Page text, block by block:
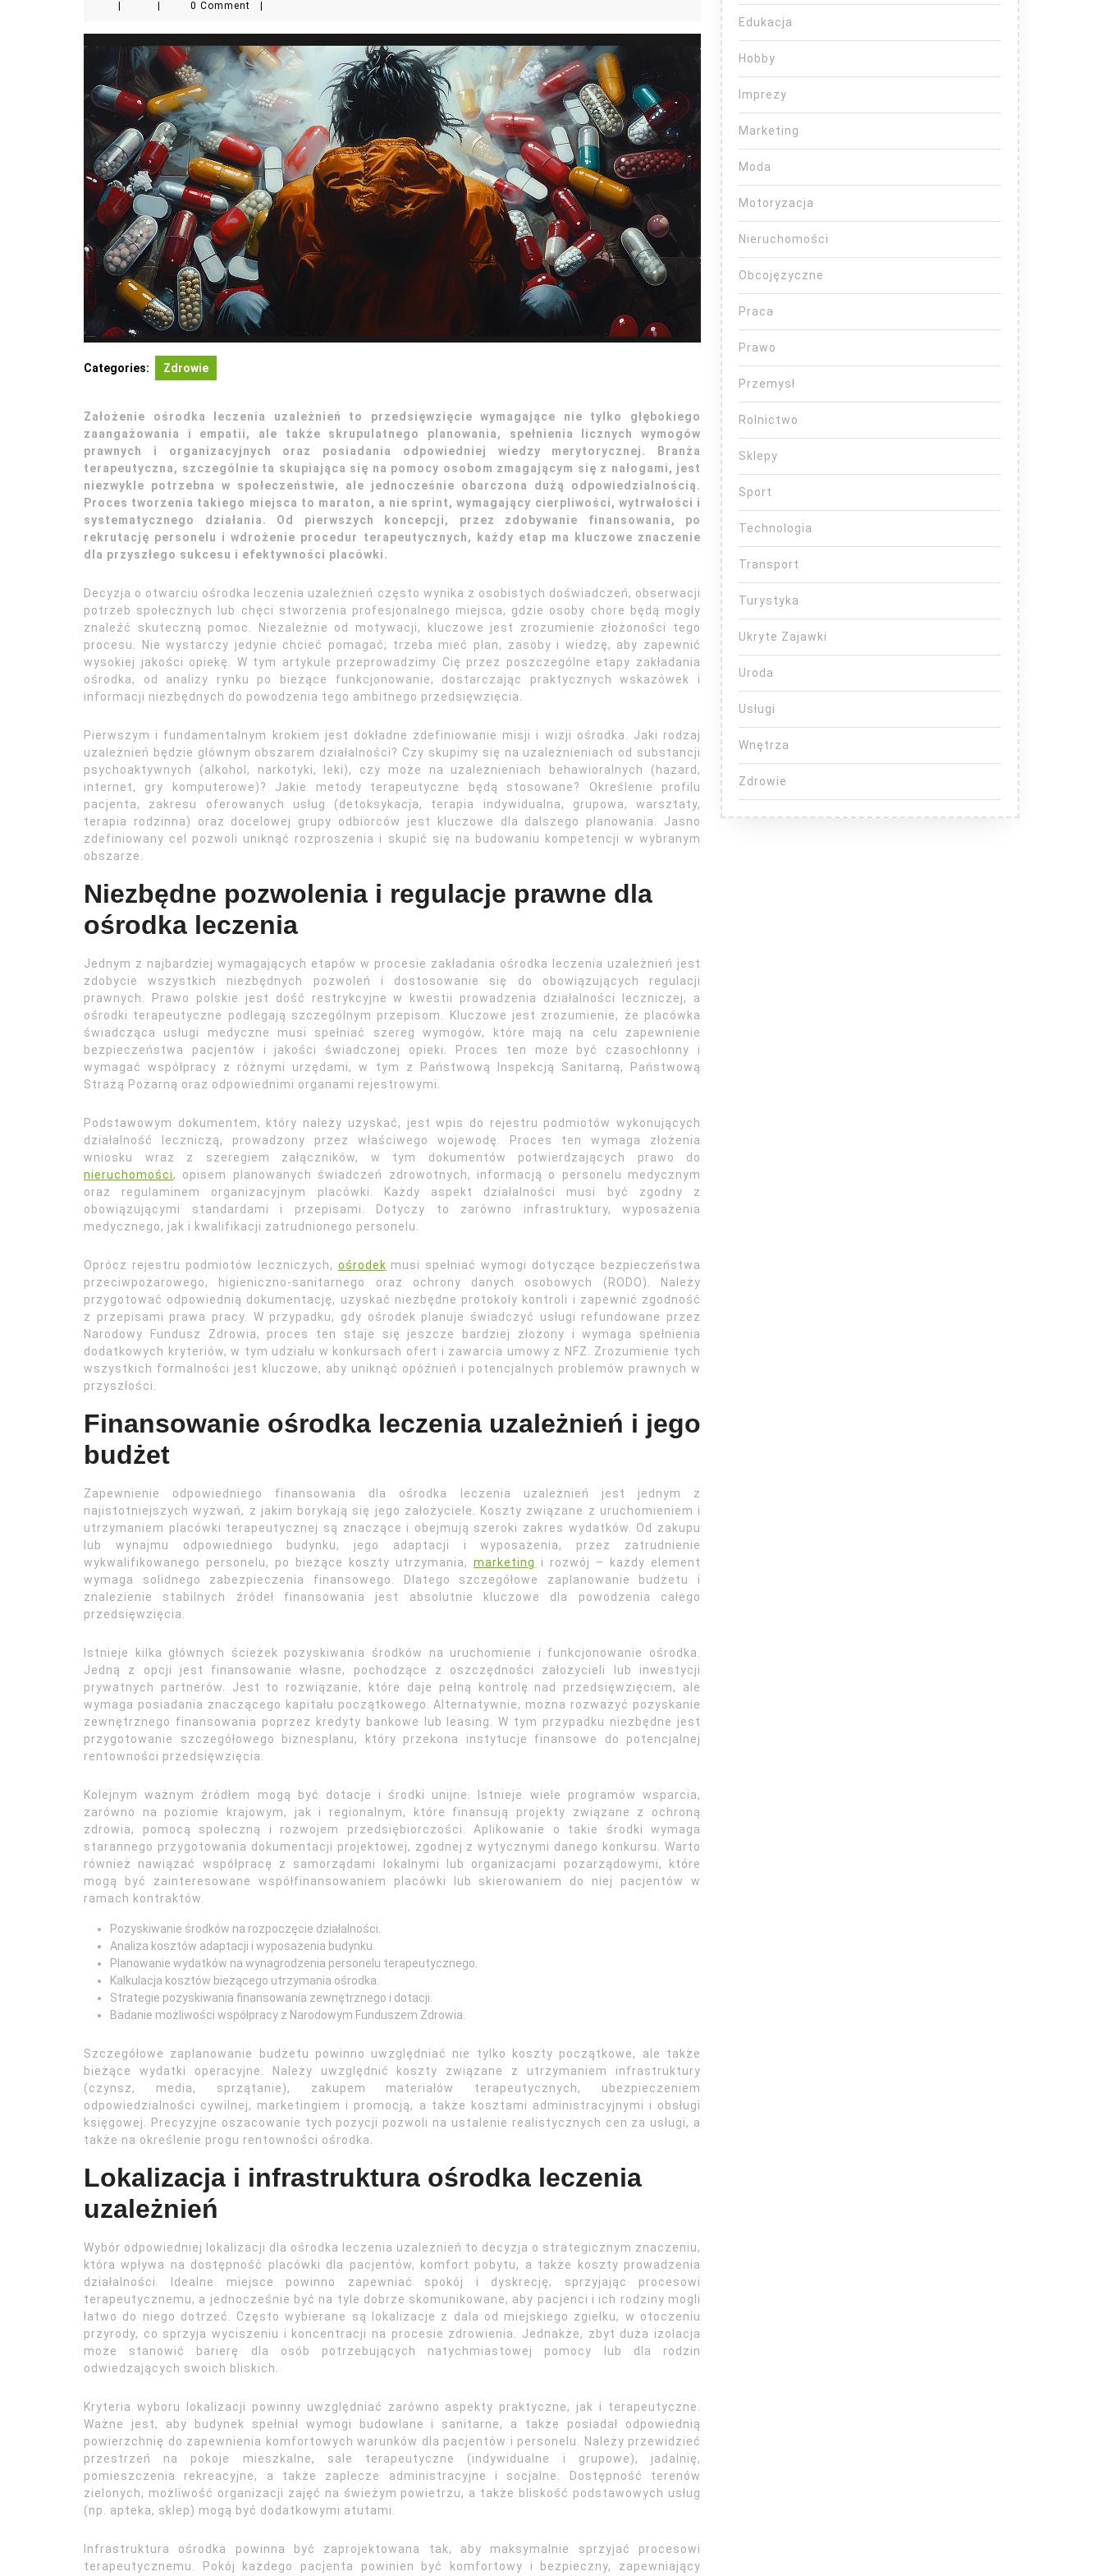
0 Comment
Categories: Zdrowie
Założenie ośrodka leczenia uzależnień to przedsięwzięcie wymagające nie tylko głębokiego
zaangażowania i empatii, ale także skrupulatnego planowania, spełnienia licznych wymogów
prawnych i organizacyjnych oraz posiadania odpowiedniej wiedzy merytorycznej. Branża
terapeutyczna, szczególnie ta skupiająca się na pomocy osobom zmagającym się z nałogami, jest
niezwykle potrzebna w społeczeństwie, ale jednocześnie obarczona dużą odpowiedzialnością.
Proces tworzenia takiego miejsca to maraton, a nie sprint, wymagający cierpliwości, wytrwałości i
systematycznego działania. Od pierwszych koncepcji, przez zdobywanie finansowania, po
rekrutację personelu i wdrożenie procedur terapeutycznych, każdy etap ma kluczowe znaczenie
dla przyszłego sukcesu i efektywności placówki.
Decyzja o otwarciu ośrodka leczenia uzależnień często wynika z osobistych doświadczeń, obserwacji
potrzeb społecznych lub chęci stworzenia profesjonalnego miejsca, gdzie osoby chore będą mogły
znaleźć skuteczną pomoc. Niezależnie od motywacji, kluczowe jest zrozumienie złożoności tego
procesu. Nie wystarczy jedynie chcieć pomagać; trzeba mieć plan, zasoby i wiedzę, aby zapewnić
wysokiej jakości opiekę. W tym artykule przeprowadzimy Cię przez poszczególne etapy zakładania
ośrodka, od analizy rynku po bieżące funkcjonowanie, dostarczając praktycznych wskazówek i
informacji niezbędnych do powodzenia tego ambitnego przedsięwzięcia.
Pierwszym i fundamentalnym krokiem jest dokładne zdefiniowanie misji i wizji ośrodka. Jaki rodzaj
uzależnień będzie głównym obszarem działalności? Czy skupimy się na uzależnieniach od substancji
psychoaktywnych (alkohol, narkotyki, leki), czy może na uzależnieniach behawioralnych (hazard,
internet, gry komputerowe)? Jakie metody terapeutyczne będą stosowane? Określenie profilu
pacjenta, zakresu oferowanych usług (detoksykacja, terapia indywidualna, grupowa, warsztaty,
terapia rodzinna) oraz docelowej grupy odbiorców jest kluczowe dla dalszego planowania. Jasno
zdefiniowany cel pozwoli uniknąć rozproszenia i skupić się na budowaniu kompetencji w wybranym
obszarze.
Niezbędne pozwolenia i regulacje prawne dla
ośrodka leczenia
Jednym z najbardziej wymagających etapów w procesie zakładania ośrodka leczenia uzależnień jest
zdobycie wszystkich niezbędnych pozwoleń i dostosowanie się do obowiązujących regulacji
prawnych. Prawo polskie jest dość restrykcyjne w kwestii prowadzenia działalności leczniczej, a
ośrodki terapeutyczne podlegają szczególnym przepisom. Kluczowe jest zrozumienie, że placówka
świadcząca usługi medyczne musi spełniać szereg wymogów, które mają na celu zapewnienie
bezpieczeństwa pacjentów i jakości świadczonej opieki. Proces ten może być czasochłonny i
wymagać współpracy z różnymi urzędami, w tym z Państwową Inspekcją Sanitarną, Państwową
Strażą Pożarną oraz odpowiednimi organami rejestrowymi.
Podstawowym dokumentem, który należy uzyskać, jest wpis do rejestru podmiotów wykonujących
działalność leczniczą, prowadzony przez właściwego wojewodę. Proces ten wymaga złożenia
wniosku wraz z szeregiem załączników, w tym dokumentów potwierdzających prawo do
nieruchomości, opisem planowanych świadczeń zdrowotnych, informacją o personelu medycznym
oraz regulaminem organizacyjnym placówki. Każdy aspekt działalności musi być zgodny z
obowiązującymi standardami i przepisami. Dotyczy to zarówno infrastruktury, wyposażenia
medycznego, jak i kwalifikacji zatrudnionego personelu.
Oprócz rejestru podmiotów leczniczych, ośrodek musi spełniać wymogi dotyczące bezpieczeństwa
przeciwpożarowego, higieniczno-sanitarnego oraz ochrony danych osobowych (RODO). Należy
przygotować odpowiednią dokumentację, uzyskać niezbędne protokoły kontroli i zapewnić zgodność
z przepisami prawa pracy. W przypadku, gdy ośrodek planuje świadczyć usługi refundowane przez
Narodowy Fundusz Zdrowia, proces ten staje się jeszcze bardziej złożony i wymaga spełnienia
dodatkowych kryteriów, w tym udziału w konkursach ofert i zawarcia umowy z NFZ. Zrozumienie tych
wszystkich formalności jest kluczowe, aby uniknąć opóźnień i potencjalnych problemów prawnych w
przyszłości.
Finansowanie ośrodka leczenia uzależnień i jego
budżet
Zapewnienie odpowiedniego finansowania dla ośrodka leczenia uzależnień jest jednym z
najistotniejszych wyzwań, z jakim borykają się jego założyciele. Koszty związane z uruchomieniem i
utrzymaniem placówki terapeutycznej są znaczące i obejmują szeroki zakres wydatków. Od zakupu
lub wynajmu odpowiedniego budynku, jego adaptacji i wyposażenia, przez zatrudnienie
wykwalifikowanego personelu, po bieżące koszty utrzymania, marketing
i rozwój – każdy element
wymaga solidnego zabezpieczenia finansowego. Dlatego szczegółowe zaplanowanie budżetu i
znalezienie stabilnych źródeł finansowania jest absolutnie kluczowe dla powodzenia całego
przedsięwzięcia.
Istnieje kilka głównych ścieżek pozyskiwania środków na uruchomienie i funkcjonowanie ośrodka.
Jedną z opcji jest finansowanie własne, pochodzące z oszczędności założycieli lub inwestycji
prywatnych partnerów. Jest to rozwiązanie, które daje pełną kontrolę nad przedsięwzięciem, ale
wymaga posiadania znaczącego kapitału początkowego. Alternatywnie, można rozważyć pozyskanie
zewnętrznego finansowania poprzez kredyty bankowe lub leasing. W tym przypadku niezbędne jest
przygotowanie szczegółowego biznesplanu, który przekona instytucje finansowe do potencjalnej
rentowności przedsięwzięcia.
Kolejnym ważnym źródłem mogą być dotacje i środki unijne. Istnieje wiele programów wsparcia,
zarówno na poziomie krajowym, jak i regionalnym, które finansują projekty związane z ochroną
zdrowia, pomocą społeczną i rozwojem przedsiębiorczości. Aplikowanie o takie środki wymaga
starannego przygotowania dokumentacji projektowej, zgodnej z wytycznymi danego konkursu. Warto
również nawiązać współpracę z samorządami lokalnymi lub organizacjami pozarządowymi, które
mogą być zainteresowane współfinansowaniem placówki lub skierowaniem do niej pacjentów w
ramach kontraktów.
Pozyskiwanie środków na rozpoczęcie działalności.
Analiza kosztów adaptacji i wyposażenia budynku.
Planowanie wydatków na wynagrodzenia personelu terapeutycznego.
Kalkulacja kosztów bieżącego utrzymania ośrodka.
Strategie pozyskiwania finansowania zewnętrznego i dotacji.
Badanie możliwości współpracy z Narodowym Funduszem Zdrowia.
Szczegółowe zaplanowanie budżetu powinno uwzględniać nie tylko koszty początkowe, ale także
bieżące wydatki operacyjne. Należy uwzględnić koszty związane z utrzymaniem infrastruktury
(czynsz, media, sprzątanie), zakupem materiałów terapeutycznych, ubezpieczeniem
odpowiedzialności cywilnej, marketingiem i promocją, a także kosztami administracyjnymi i obsługi
księgowej. Precyzyjne oszacowanie tych pozycji pozwoli na ustalenie realistycznych cen za usługi, a
także na określenie progu rentowności ośrodka.
Lokalizacja i infrastruktura ośrodka leczenia
uzależnień
Wybór odpowiedniej lokalizacji dla ośrodka leczenia uzależnień to decyzja o strategicznym znaczeniu,
która wpływa na dostępność placówki dla pacjentów, komfort pobytu, a także koszty prowadzenia
działalności. Idealne miejsce powinno zapewniać spokój i dyskrecję, sprzyjając procesowi
terapeutycznemu, a jednocześnie być na tyle dobrze skomunikowane, aby pacjenci i ich rodziny mogli
łatwo do niego dotrzeć. Często wybierane są lokalizacje z dala od miejskiego zgiełku, w otoczeniu
przyrody, co sprzyja wyciszeniu i koncentracji na procesie zdrowienia. Jednakże, zbyt duża izolacja
może stanowić barierę dla osób potrzebujących natychmiastowej pomocy lub dla rodzin
odwiedzających swoich bliskich.
Kryteria wyboru lokalizacji powinny uwzględniać zarówno aspekty praktyczne, jak i terapeutyczne.
Ważne jest, aby budynek spełniał wymogi budowlane i sanitarne, a także posiadał odpowiednią
powierzchnię do zapewnienia komfortowych warunków dla pacjentów i personelu. Należy przewidzieć
przestrzeń na pokoje mieszkalne, sale terapeutyczne (indywidualne i grupowe), jadalnię,
pomieszczenia rekreacyjne, a także zaplecze administracyjne i socjalne. Dostępność terenów
zielonych, możliwość organizacji zajęć na świeżym powietrzu, a także bliskość podstawowych usług
(np. apteka, sklep) mogą być dodatkowymi atutami.
Infrastruktura ośrodka powinna być zaprojektowana tak, aby maksymalnie sprzyjać procesowi
terapeutycznemu. Pokój każdego pacjenta powinien być komfortowy i bezpieczny, zapewniający
Edukacja
Hobby
Imprezy
Marketing
Moda
Motoryzacja
Nieruchomości
Obcojęzyczne
Praca
Prawo
Przemysł
Rolnictwo
Sklepy
Sport
Technologia
Transport
Turystyka
Ukryte Zajawki
Uroda
Usługi
Wnętrza
Zdrowie